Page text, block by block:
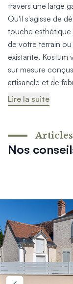
travers une large
Qu'il s'agisse de
touche esthétique
de votre terrain
existante, Kostum
sur mesure
artisanale et de
Lire la suite
Nos